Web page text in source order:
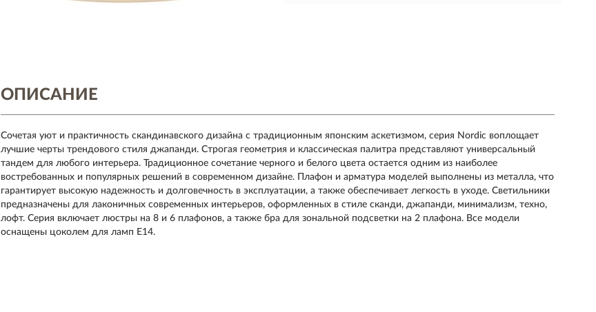
ОПИСАНИЕ
Сочетая уют и практичность скандинавского дизайна с традиционным японским аскетизмом, серия Nordic воплощает
лучшие черты трендового стиля джапанди. Строгая геометрия и классическая палитра представляют универсальный
тандем для любого интерьера. Традиционное сочетание черного и белого цвета остается одним из наиболее
востребованных и популярных решений в современном дизайне. Плафон и арматура моделей выполнены из металла, что
гарантирует высокую надежность и долговечность в эксплуатации, а также обеспечивает легкость в уходе. Светильники
предназначены для лаконичных современных интерьеров, оформленных в стиле сканди, джапанди, минимализм, техно,
лофт. Серия включает люстры на 8 и 6 плафонов, а также бра для зональной подсветки на 2 плафона. Все модели
оснащены цоколем для ламп Е14.